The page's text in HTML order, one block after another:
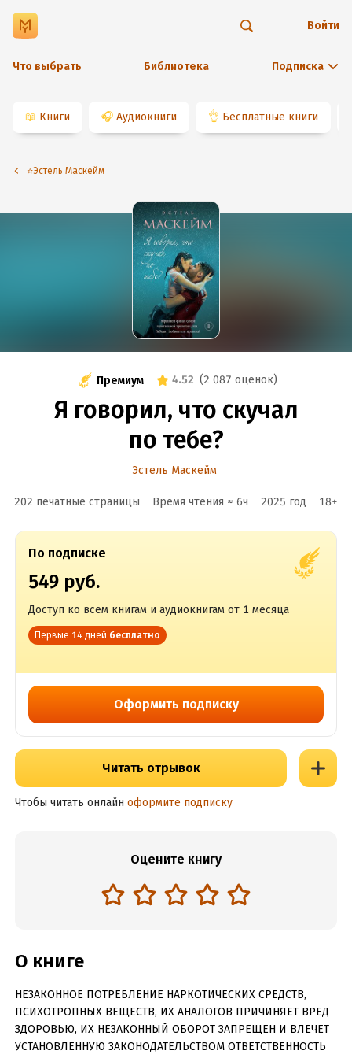
Что выбрать Библиотека Подписка
Войти
📖 Книги 🎧 Аудиокниги 👌 Бесплатные книги
⭐️Эстель Маскейм
Премиум 4.52 (2 087 оценок)
Я говорил, что скучал
по тебе?
Эстель Маскейм
202 печатные страницы Время чтения ≈ 6ч 2025 год 18+
По подписке
549 руб.
Доступ ко всем книгам и аудиокнигам от 1 месяца
Первые 14 дней бесплатно
Оформить подписку
Читать отрывок
Чтобы читать онлайн оформите подписку
Оцените книгу
О книге
НЕЗАКОННОЕ ПОТРЕБЛЕНИЕ НАРКОТИЧЕСКИХ СРЕДСТВ,
ПСИХОТРОПНЫХ ВЕЩЕСТВ, ИХ АНАЛОГОВ ПРИЧИНЯЕТ ВРЕД
ЗДОРОВЬЮ, ИХ НЕЗАКОННЫЙ ОБОРОТ ЗАПРЕЩЕН И ВЛЕЧЕТ
УСТАНОВЛЕННУЮ ЗАКОНОДАТЕЛЬСТВОМ ОТВЕТСТВЕННОСТЬ